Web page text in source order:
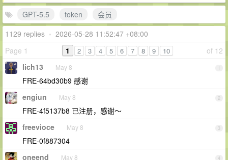
GPT-5.5
token
会员
1129 replies • 2026-05-28 11:52:47 +08:00
Page 1
of 12
1 2 3 4 5 6 7 8 9 10
1
lich13 May 8
FRE-64bd30b9 感谢
2
engiun May 8
FRE-4f5137b8 已注册，感谢～
3
freevioce May 8
FRE-0f887304
4
oneend May 8